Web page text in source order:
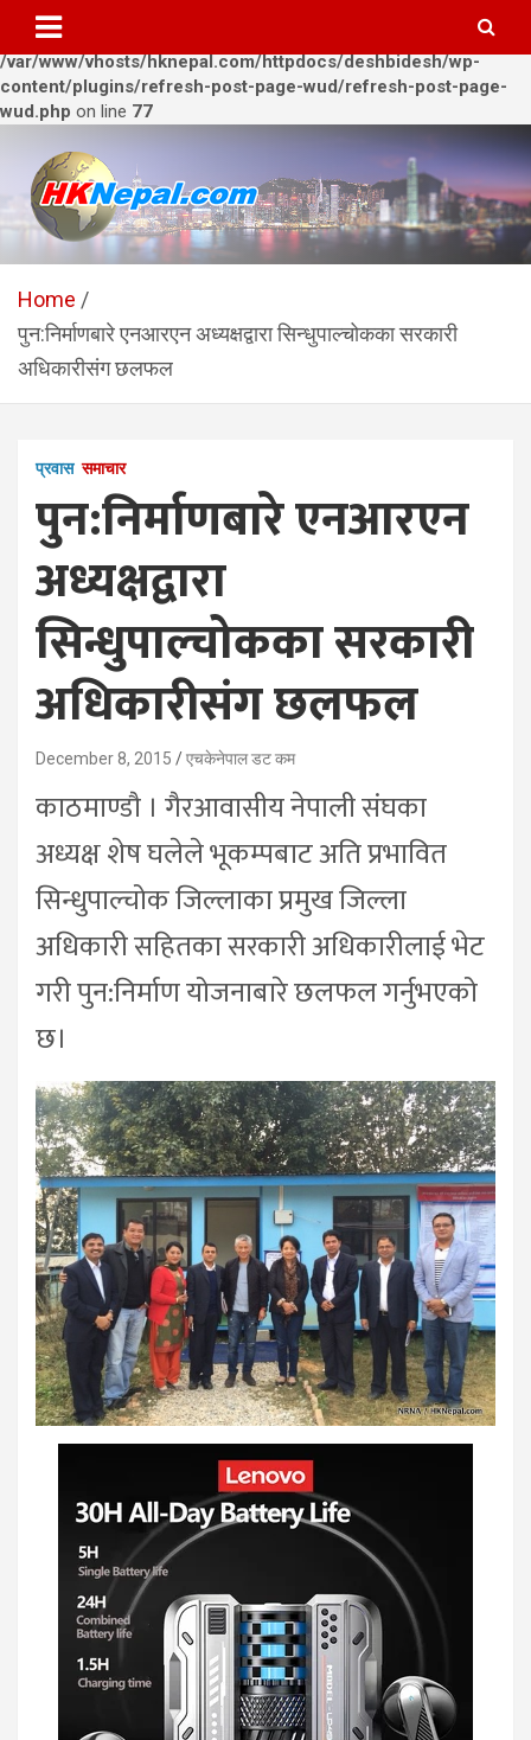
Warning
: Trying to access array offset on value of type bool in
/var/www/vhosts/hknepal.com/httpdocs/deshbidesh/wp-
content/plugins/refresh-post-page-wud/refresh-post-page-
wud.php on line 77
content
HKNepal.com – हङकङबाट
सञ्चालित पहिलो नेपाली अनलाईन
पत्रिका
hknepal, hknepal.com, hk nepal, hk nepal com
Home
पुन:निर्माणबारे एनआरएन अध्यक्षद्वारा सिन्धुपाल्चोकका सरकारी
अधिकारीसंग छलफल
प्रवास समाचार
पुन:निर्माणबारे एनआरएन
अध्यक्षद्वारा
सिन्धुपाल्चोकका सरकारी
अधिकारीसंग छलफल
December 8, 2015 एचकेनेपाल डट कम
काठमाण्डौ । गैरआवासीय नेपाली संघका
अध्यक्ष शेष घलेले भूकम्पबाट अति प्रभावित
सिन्धुपाल्चोक जिल्लाका प्रमुख जिल्ला
अधिकारी सहितका सरकारी अधिकारीलाई भेट
गरी पुन:निर्माण योजनाबारे छलफल गर्नुभएको
छ।